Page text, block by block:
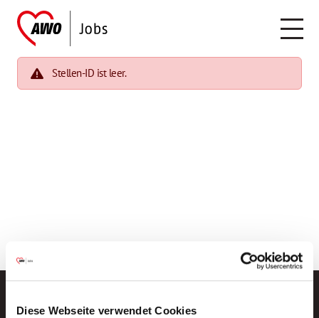
Diese Webseite verwendet Cookies
Stellen-ID ist leer.